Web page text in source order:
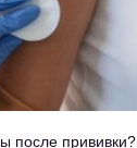
после прививки?